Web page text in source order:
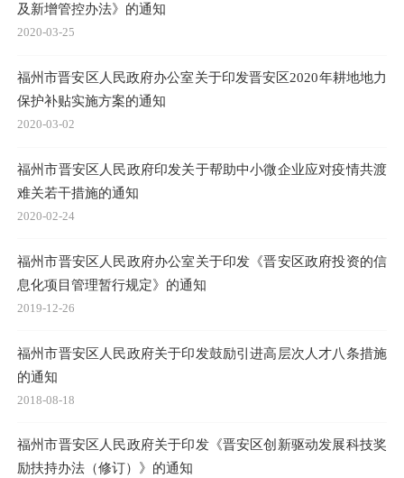
及新增管控办法》的通知
2020-03-25
福州市晋安区人民政府办公室关于印发晋安区2020年耕地地力
保护补贴实施方案的通知
2020-03-02
福州市晋安区人民政府印发关于帮助中小微企业应对疫情共渡
难关若干措施的通知
2020-02-24
福州市晋安区人民政府办公室关于印发《晋安区政府投资的信
息化项目管理暂行规定》的通知
2019-12-26
福州市晋安区人民政府关于印发鼓励引进高层次人才八条措施
的通知
2018-08-18
福州市晋安区人民政府关于印发《晋安区创新驱动发展科技奖
励扶持办法（修订）》的通知